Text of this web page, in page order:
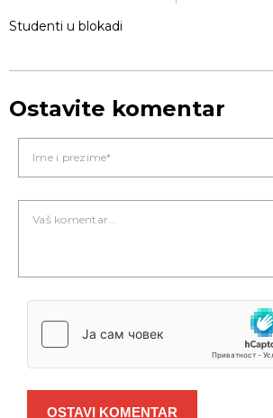
Studenti u blokadi
Ostavite komentar
OSTAVI KOMENTAR